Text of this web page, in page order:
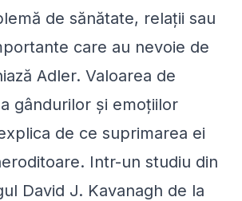
de sănătate, relații sau
care au nevoie de
Adler. Valoarea de
gândurilor și emoțiilor
de ce suprimarea ei
Intr-un studiu din
David J. Kavanagh de la